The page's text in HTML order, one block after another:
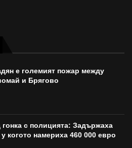
е големият пожар между
и Брягово
гонка с полицията: Задържаха
когото намериха 460 000 евро